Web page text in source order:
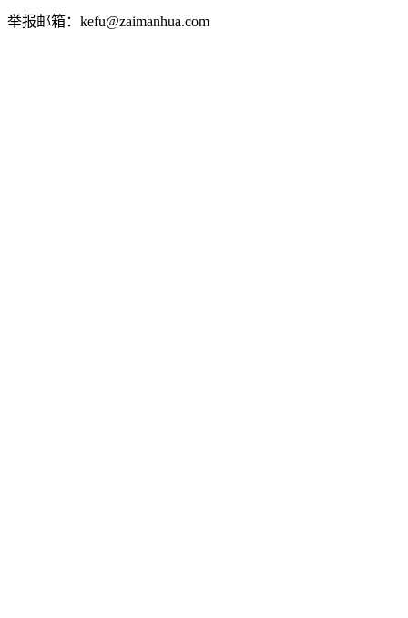
举报邮箱：kefu@zaimanhua.com